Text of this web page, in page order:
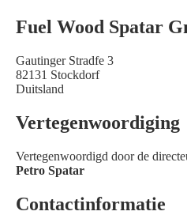
Fuel Wood Spatar
Gautinger Stradfe 3
82131 Stockdorf
Duitsland
Vertegenwoordiging
Vertegenwoordigd door de
Petro Spatar
Contactinformatie